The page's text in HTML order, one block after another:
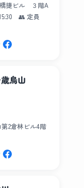
捷ビル ３階A
👥 定員
烏山
2倉林ビル4階